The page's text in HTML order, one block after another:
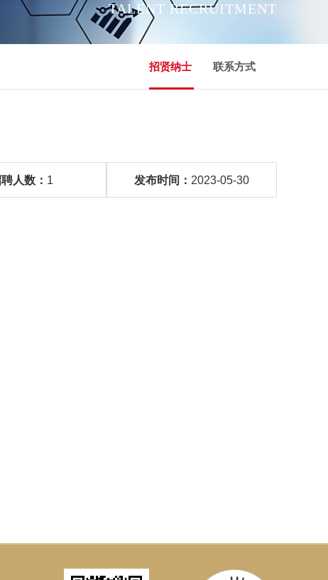
TALENT RECRUITMENT
招贤纳士 联系方式
人数： 1 发布时间： 2023-05-30